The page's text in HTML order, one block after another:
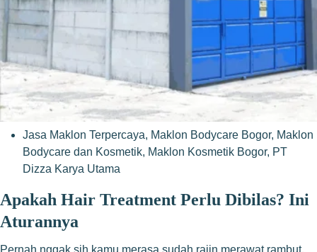
Jasa Maklon Terpercaya, Maklon Bodycare Bogor, Maklon
Bodycare dan Kosmetik, Maklon Kosmetik Bogor, PT
Dizza Karya Utama
Apakah Hair Treatment Perlu Dibilas? Ini
Aturannya
Pernah nggak sih kamu merasa sudah rajin merawat rambut,